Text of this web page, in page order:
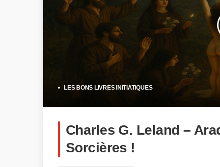
LES BONS LIVRES INITIATIQUES
Charles G. Leland –
Sorcières !